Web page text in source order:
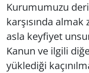
Kurumumuzu
karşısında almak
asla keyfiyet
Kanun ve ilgili
yüklediği